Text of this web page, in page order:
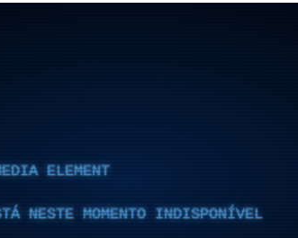
ELEMENT
NESTE MOMENTO INDISPONÍVEL